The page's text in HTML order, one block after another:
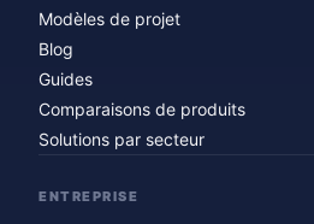
Modèles de projet
Blog
Guides
Comparaisons de produits
Solutions par secteur
ENTREPRISE